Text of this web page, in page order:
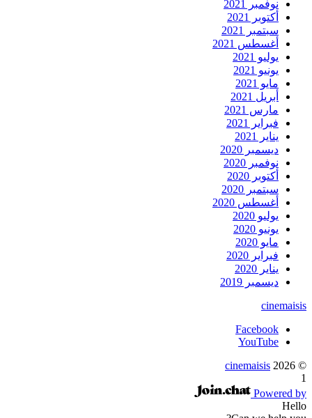
نوفمبر 2021
أكتوبر 2021
سبتمبر 2021
أغسطس 2021
يوليو 2021
يونيو 2021
مايو 2021
أبريل 2021
مارس 2021
فبراير 2021
يناير 2021
ديسمبر 2020
نوفمبر 2020
أكتوبر 2020
سبتمبر 2020
أغسطس 2020
يوليو 2020
يونيو 2020
مايو 2020
فبراير 2020
يناير 2020
ديسمبر 2019
cinemaisis
Facebook
YouTube
©
cinemaisis 2026
1
Powered by
Hello